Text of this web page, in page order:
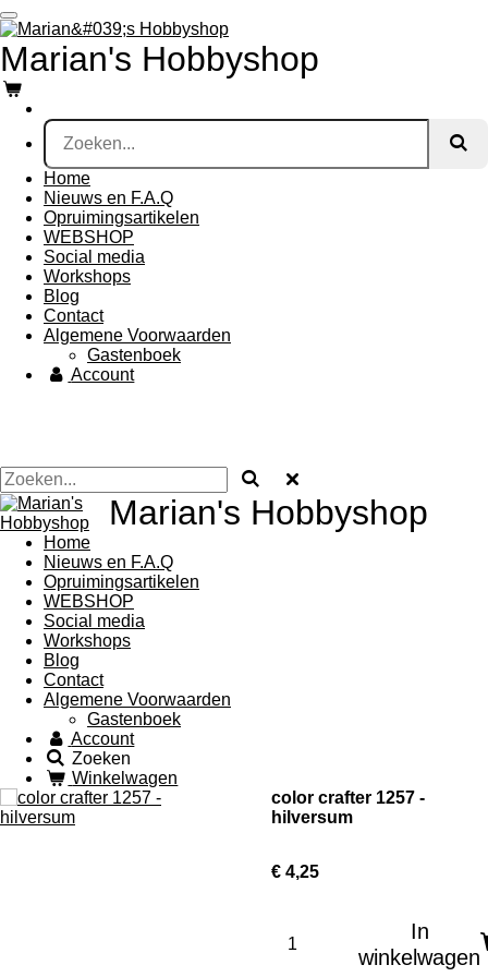
Ga
direct
naar
hoofdinhoud
Marian's Hobbyshop
Home
Nieuws en F.A.Q
Opruimingsartikelen
WEBSHOP
Social media
Workshops
Blog
Contact
Algemene Voorwaarden
Gastenboek
Account
Marian's Hobbyshop
Home
Nieuws en F.A.Q
Opruimingsartikelen
WEBSHOP
Social media
Workshops
Blog
Contact
Algemene Voorwaarden
Gastenboek
Account
Zoeken
Winkelwagen
color crafter 1257 -
hilversum
€ 4,25
In
winkelwagen